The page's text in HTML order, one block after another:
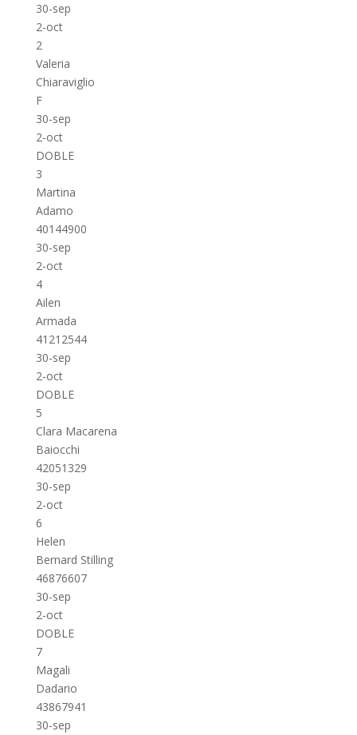
30-sep
2-oct
2
Valeria
Chiaraviglio
F
30-sep
2-oct
DOBLE
3
Martina
Adamo
40144900
30-sep
2-oct
4
Ailen
Armada
41212544
30-sep
2-oct
DOBLE
5
Clara Macarena
Baiocchi
42051329
30-sep
2-oct
6
Helen
Bernard Stilling
46876607
30-sep
2-oct
DOBLE
7
Magali
Dadario
43867941
30-sep